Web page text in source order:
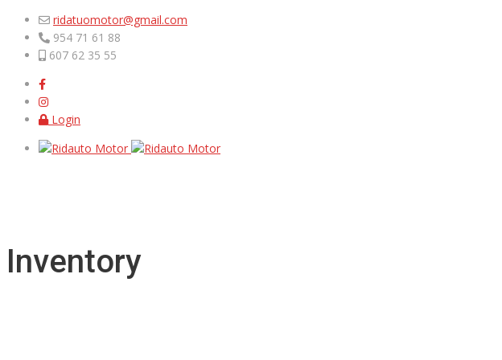
ridatuomotor@gmail.com
954 71 61 88
607 62 35 55
Login
Inventory